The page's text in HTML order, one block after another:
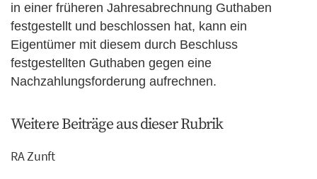
in einer früheren Jahresabrechnung Guthaben
festgestellt und beschlossen hat, kann ein
Eigentümer mit diesem durch Beschluss
festgestellten Guthaben gegen eine
Nachzahlungsforderung aufrechnen.
Weitere Beiträge aus dieser Rubrik
RA Zunft